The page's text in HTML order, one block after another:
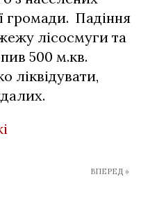
громади. Падіння
лісосмуги та
500 м.кв.
ліквідувати,
ВПЕРЕД »